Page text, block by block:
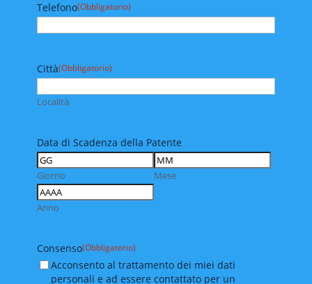
Telefono(Obbligatorio)
Città(Obbligatorio)
Località
Data di Scadenza della Patente
Giorno Mese
Anno
Consenso(Obbligatorio)
Acconsento al trattamento dei miei dati
personali e ad essere contattato per un